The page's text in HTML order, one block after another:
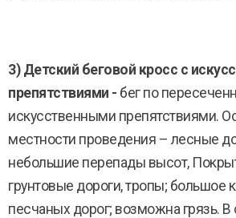
3) Детский беговой кросс с
препятствиями - бег по
искусственными препятствиями.
местности проведения – лесные
небольшие перепады высот,
грунтовые дороги, тропы; большое
песчаных дорог; возможна грязь. В